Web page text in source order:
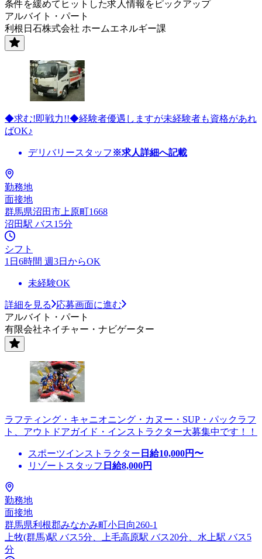
条件を緩めてヒットした求人情報をピックアップ
アルバイト・パート
利根日石株式会社 ホームエネルギー課
◆求む!即戦力!!◆経験者優遇しますが未経験者も資格があれ
ばOK♪
デリバリースタッフ ※求人詳細へ記載
勤務地
面接地
群馬県沼田市上原町1668
沼田駅 バス15分
シフト
1日6時間 週3日からOK
未経験OK
詳細を見る
応募画面に進む
アルバイト・パート
有限会社ネイチャー・ナビゲーター
ラフティング・キャニオニング・カヌー・SUP・パックラフ
ト、アウトドアガイド・インストラクター大募集中です！！
スポーツインストラクター 日給10,000円〜
リゾートスタッフ 日給8,000円
勤務地
面接地
群馬県利根郡みなかみ町小日向260-1
上牧(群馬)駅 バス5分、上毛高原駅 バス20分、水上駅 バス5
分